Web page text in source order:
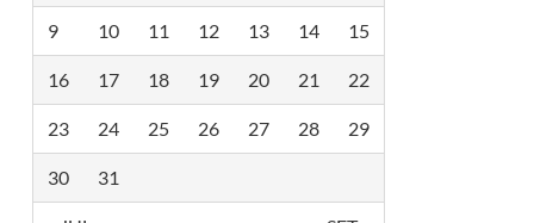
9 10 11 12 13 14 15
16 17 18 19 20 21 22
23 24 25 26 27 28 29
30 31